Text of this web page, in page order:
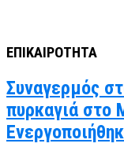
ΕΠΙΚΑΙΡΟΤΗΤΑ
Συναγερμός
πυρκαγιά στο